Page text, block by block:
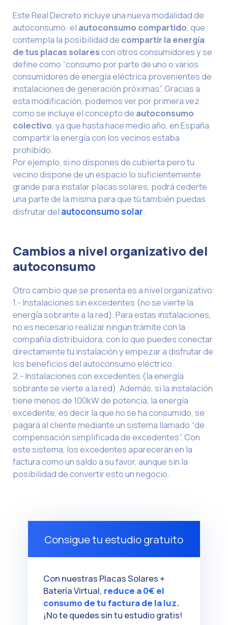
Este Real Decreto incluye una nueva modalidad de
autoconsumo: el autoconsumo compartido, que
contempla la posibilidad de compartir la energía
de tus placas solarescon otros consumidores y se
define como “consumo por parte de uno o varios
consumidores de energía eléctrica provenientes de
instalaciones de generación próximas”. Gracias a
esta modificación, podemos ver por primera vez
como se incluye el concepto de autoconsumo
colectivo, ya que hasta hace medio año, en España
compartir la energía con los vecinos estaba
prohibido.
Por ejemplo, si no dispones de cubierta pero tu
vecino dispone de un espacio lo suficientemente
grande para instalar placas solares, podrá cederte
una parte de la misma para que tú también puedas
disfrutar del autoconsumo solar.
Cambios a nivel organizativo del
autoconsumo
Otro cambio que se presenta es a nivel organizativo:
1.- Instalaciones sin excedentes (no se vierte la
energía sobrante a la red). Para estas instalaciones,
no es necesario realizar ningún trámite con la
compañía distribuidora, con lo que puedes conectar
directamente tu instalación y empezar a disfrutar de
los beneficios del autoconsumo eléctrico.
2.- Instalaciones con excedentes (la energía
sobrante se vierte a la red). Además, si la instalación
tiene menos de 100kW de potencia, la energía
excedente, es decir la que no se ha consumido, se
pagará al cliente mediante un sistema llamado “de
compensación simplificada de excedentes”. Con
este sistema, los excedentes aparecerán en la
factura como un saldo a su favor, aunque sin la
posibilidad de convertir esto un negocio.
Consigue tu estudio gratuito
Con nuestras Placas Solares +
Batería Virtual, reduce a 0€ el
consumo de tu factura de la luz.
¡No te quedes sin tu estudio gratis!